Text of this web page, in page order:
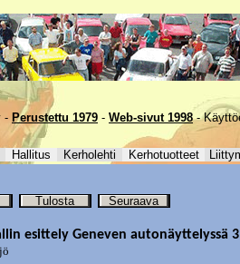
- Perustettu 1979 - Web-sivut 1998 -
Hallitus Kerholehti Kerhotuotteet
Tulosta Seuraava
esittely Geneven autonäyttelyssä